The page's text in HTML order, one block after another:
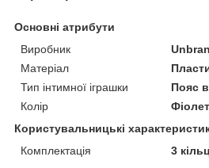
Основні атрибути
Виробник
Матеріал
Тип інтимної іграшки
Пояс
Колір
Користувальницькі
Комплектація
3